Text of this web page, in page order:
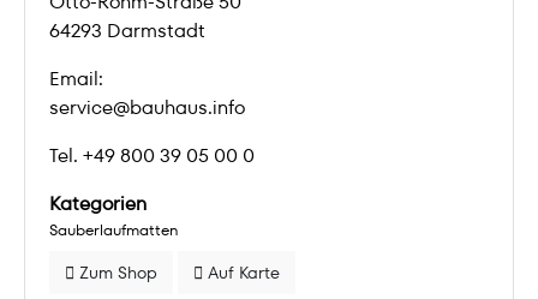
64293 Darmstadt
Email:
service@bauhaus.info
Tel. +49 800 39 05 00 0
Kategorien
Sauberlaufmatten
Zum Shop Auf Karte